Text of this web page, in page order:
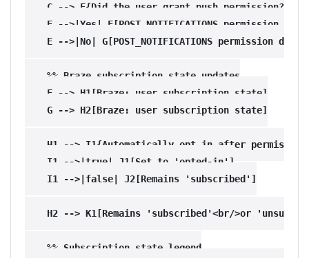
    C --> E{Did the user grant push permission?}
E -->|Yes| F[POST_NOTIFICATIONS permission
E -->|No| G[POST_NOTIFICATIONS permission
    %% Braze subscription state updates
    F --> H1[Braze: user subscription state]
    G --> H2[Braze: user subscription state]
H1 --> I1{Automatically opt in after
    I1 -->|true| J1[Set to 'opted-in']
    I1 -->|false| J2[Remains 'subscribed']
H2 --> K1[Remains 'subscribed'<br/>or
    %% Subscription state legend